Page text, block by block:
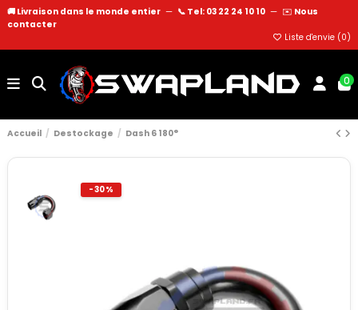
🚚 Livraison dans le monde entier — 📞 Tel: 03 22 24 10 10 — ✉️ Nous
contacter
Liste d'envie (0)
0
Accueil Destockage Dash 6 180°
-30%